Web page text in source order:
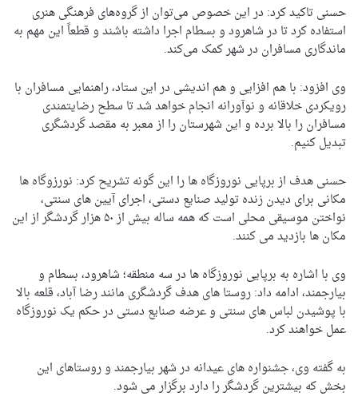
حسنی تاکید کرد: در این خصوص می‌توان از گروه‌های فرهنگی هنری
استفاده کرد تا در شاهرود و بسطام اجرا داشته باشند و قطعاً این مهم به
ماندگاری مسافران در شهر کمک می‌کند.
وی افزود: با هم افزایی و هم اندیشی در این ستاد، راهنمایی مسافران با
رویکردی خلاقانه و نوآورانه انجام خواهد شد تا سطح رضایتمندی
مسافران را بالا برده و این شهرستان را از معبر به مقصد گردشگری
تبدیل کنیم.
حسنی هدف از برپایی نوروزگاه ها را این گونه تشریح کرد: نورزوگاه ها
مکانی برای دیدن زنده تولید صنایع دستی، اجرای آیین های سنتی،
نواختن موسیقی محلی است که همه ساله بیش از ۵۰ هزار گردشگر از این
مکان ها بازدید می کنند.
وی با اشاره به برپایی نوروزگاه ها در سه منطقه؛ شاهرود، بسطام و
بیارجمند، ادامه داد: روستا های هدف گردشگری مانند رضا آباد، قلعه بالا
با پوشیدن لباس های سنتی و عرضه صنایع دستی در حکم یک نوروزگاه
عمل خواهند کرد.
به گفته وی، جشنواره های عیدانه در شهر بیارجمند و روستاهای این
بخش که بیشترین گردشگر را دارد برگزار می شود.